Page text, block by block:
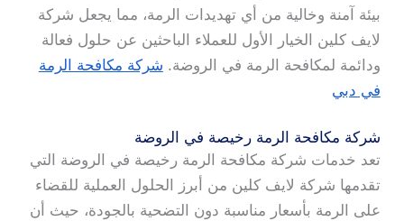
بيئة آمنة وخالية من أي تهديدات الرمة، مما يجعل شركة
لايف كلين الخيار الأول للعملاء الباحثين عن حلول فعالة
ودائمة لمكافحة الرمة في الروضة. شركة مكافحة الرمة
في دبي
شركة مكافحة الرمة رخيصة في الروضة
تعد خدمات شركة مكافحة الرمة رخيصة في الروضة التي
تقدمها شركة لايف كلين من أبرز الحلول العملية للقضاء
على الرمة بأسعار مناسبة دون التضحية بالجودة، حيث أن